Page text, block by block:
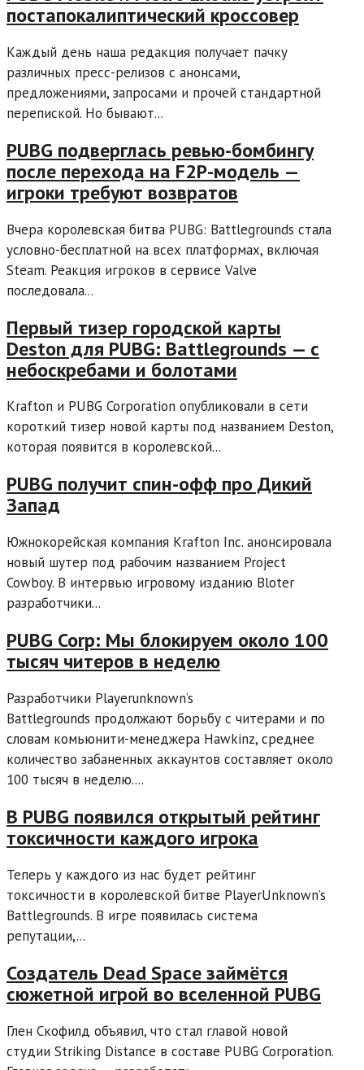
постапокалиптический кроссовер
Каждый день наша редакция получает пачку
различных пресс-релизов с анонсами,
предложениями, запросами и прочей стандартной
перепиской. Но бывают...
PUBG подверглась ревью-бомбингу
после перехода на F2P-модель —
игроки требуют возвратов
Вчера королевская битва PUBG: Battlegrounds стала
условно-бесплатной на всех платформах, включая
Steam. Реакция игроков в сервисе Valve
последовала...
Первый тизер городской карты
Deston для PUBG: Battlegrounds — с
небоскребами и болотами
Krafton и PUBG Corporation опубликовали в сети
короткий тизер новой карты под названием Deston,
которая появится в королевской...
PUBG получит спин-офф про Дикий
Запад
Южнокорейская компания Krafton Inc. анонсировала
новый шутер под рабочим названием Project
Cowboy. В интервью игровому изданию Bloter
разработчики...
PUBG Corp: Мы блокируем около 100
тысяч читеров в неделю
Разработчики Playerunknown’s
Battlegrounds продолжают борьбу с читерами и по
словам комьюнити-менеджера Hawkinz, среднее
количество забаненных аккаунтов составляет около
100 тысяч в неделю....
В PUBG появился открытый рейтинг
токсичности каждого игрока
Теперь у каждого из нас будет рейтинг
токсичности в королевской битве PlayerUnknown’s
Battlegrounds. В игре появилась система
репутации,...
Создатель Dead Space займётся
сюжетной игрой во вселенной PUBG
Глен Скофилд объявил, что стал главой новой
студии Striking Distance в составе PUBG Corporation.